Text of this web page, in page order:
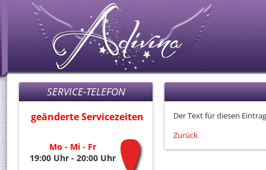
SERVICE-TELEFON
geänderte Servicezeiten
Mo - Mi - Fr
19:00 Uhr - 20:00 Uhr
Der Text für diesen
Zurück